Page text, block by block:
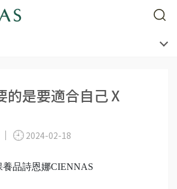
的是要適合自己 X
2024-02-18
品詩恩娜CIENNAS